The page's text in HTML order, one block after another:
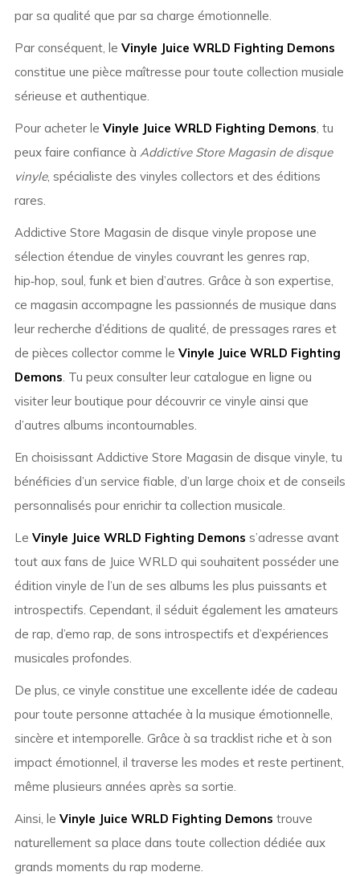
par sa qualité que par sa charge émotionnelle.
Par conséquent, le Vinyle Juice WRLD Fighting Demons
constitue une pièce maîtresse pour toute collection musiale
sérieuse et authentique.
Pour acheter le Vinyle Juice WRLD Fighting Demons, tu
peux faire confiance à Addictive Store Magasin de disque
vinyle, spécialiste des vinyles collectors et des éditions
rares.
Addictive Store Magasin de disque vinyle propose une
sélection étendue de vinyles couvrant les genres rap,
hip‑hop, soul, funk et bien d’autres. Grâce à son expertise,
ce magasin accompagne les passionnés de musique dans
leur recherche d’éditions de qualité, de pressages rares et
de pièces collector comme le Vinyle Juice WRLD Fighting
Demons. Tu peux consulter leur catalogue en ligne ou
visiter leur boutique pour découvrir ce vinyle ainsi que
d’autres albums incontournables.
En choisissant Addictive Store Magasin de disque vinyle, tu
bénéficies d’un service fiable, d’un large choix et de conseils
personnalisés pour enrichir ta collection musicale.
Le Vinyle Juice WRLD Fighting Demons s’adresse avant
tout aux fans de Juice WRLD qui souhaitent posséder une
édition vinyle de l’un de ses albums les plus puissants et
introspectifs. Cependant, il séduit également les amateurs
de rap, d’emo rap, de sons introspectifs et d’expériences
musicales profondes.
De plus, ce vinyle constitue une excellente idée de cadeau
pour toute personne attachée à la musique émotionnelle,
sincère et intemporelle. Grâce à sa tracklist riche et à son
impact émotionnel, il traverse les modes et reste pertinent,
même plusieurs années après sa sortie.
Ainsi, le Vinyle Juice WRLD Fighting Demons trouve
naturellement sa place dans toute collection dédiée aux
grands moments du rap moderne.